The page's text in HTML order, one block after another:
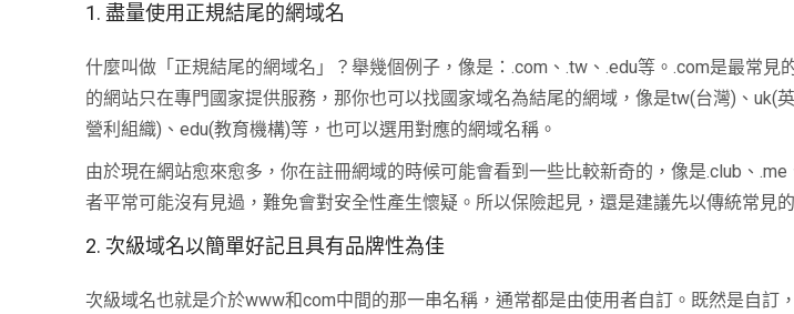
1. 盡量使用正規結尾的網域名
什麼叫做「正規結尾的網域名」？舉幾個例子，像是：.com、.tw、.edu等。.com是最常
的網站只在專門國家提供服務，那你也可以找國家域名為結尾的網域，像是tw(台灣)、uk(
營利組織)、edu(教育機構)等，也可以選用對應的網域名稱。
由於現在網站愈來愈多，你在註冊網域的時候可能會看到一些比較新奇的，像是.club、
者平常可能沒有見過，難免會對安全性產生懷疑。所以保險起見，還是建議先以傳統常見
2. 次級域名以簡單好記且具有品牌性為佳
次級域名也就是介於www和com中間的那一串名稱，通常都是由使用者自訂。既然是自訂